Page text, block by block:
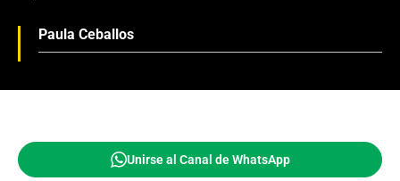
Paula Ceballos
Unirse al Canal de WhatsApp